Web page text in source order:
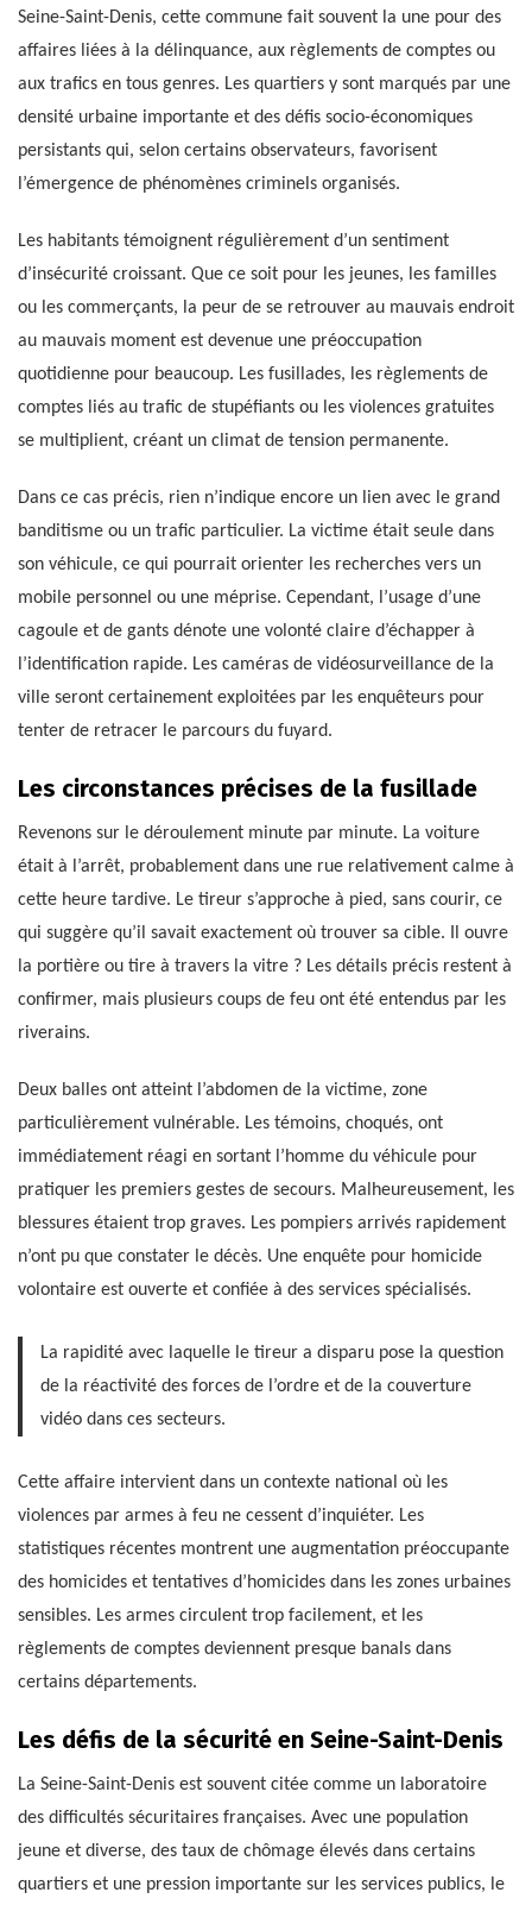
Seine-Saint-Denis, cette commune fait souvent la une pour des
affaires liées à la délinquance, aux règlements de comptes ou
aux trafics en tous genres. Les quartiers y sont marqués par une
densité urbaine importante et des défis socio-économiques
persistants qui, selon certains observateurs, favorisent
l’émergence de phénomènes criminels organisés.
Les habitants témoignent régulièrement d’un sentiment
d’insécurité croissant. Que ce soit pour les jeunes, les familles
ou les commerçants, la peur de se retrouver au mauvais endroit
au mauvais moment est devenue une préoccupation
quotidienne pour beaucoup. Les fusillades, les règlements de
comptes liés au trafic de stupéfiants ou les violences gratuites
se multiplient, créant un climat de tension permanente.
Dans ce cas précis, rien n’indique encore un lien avec le grand
banditisme ou un trafic particulier. La victime était seule dans
son véhicule, ce qui pourrait orienter les recherches vers un
mobile personnel ou une méprise. Cependant, l’usage d’une
cagoule et de gants dénote une volonté claire d’échapper à
l’identification rapide. Les caméras de vidéosurveillance de la
ville seront certainement exploitées par les enquêteurs pour
tenter de retracer le parcours du fuyard.
Les circonstances précises de la fusillade
Revenons sur le déroulement minute par minute. La voiture
était à l’arrêt, probablement dans une rue relativement calme à
cette heure tardive. Le tireur s’approche à pied, sans courir, ce
qui suggère qu’il savait exactement où trouver sa cible. Il ouvre
la portière ou tire à travers la vitre ? Les détails précis restent à
confirmer, mais plusieurs coups de feu ont été entendus par les
riverains.
Deux balles ont atteint l’abdomen de la victime, zone
particulièrement vulnérable. Les témoins, choqués, ont
immédiatement réagi en sortant l’homme du véhicule pour
pratiquer les premiers gestes de secours. Malheureusement, les
blessures étaient trop graves. Les pompiers arrivés rapidement
n’ont pu que constater le décès. Une enquête pour homicide
volontaire est ouverte et confiée à des services spécialisés.
La rapidité avec laquelle le tireur a disparu pose la question
de la réactivité des forces de l’ordre et de la couverture
vidéo dans ces secteurs.
Cette affaire intervient dans un contexte national où les
violences par armes à feu ne cessent d’inquiéter. Les
statistiques récentes montrent une augmentation préoccupante
des homicides et tentatives d’homicides dans les zones urbaines
sensibles. Les armes circulent trop facilement, et les
règlements de comptes deviennent presque banals dans
certains départements.
Les défis de la sécurité en Seine-Saint-Denis
La Seine-Saint-Denis est souvent citée comme un laboratoire
des difficultés sécuritaires françaises. Avec une population
jeune et diverse, des taux de chômage élevés dans certains
quartiers et une pression importante sur les services publics, le